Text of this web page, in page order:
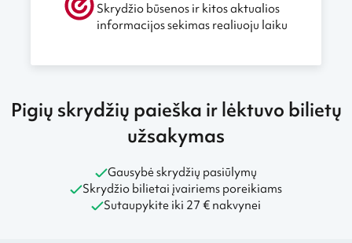
Skrydžio būsenos ir kitos aktualios
informacijos sekimas realiuoju laiku
Pigių skrydžių paieška ir lėktuvo bilietų
užsakymas
Gausybė skrydžių pasiūlymų
Skrydžio bilietai įvairiems poreikiams
Sutaupykite iki 27 € nakvynei